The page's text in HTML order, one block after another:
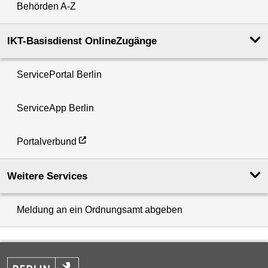
Behörden A-Z
IKT-Basisdienst OnlineZugänge
ServicePortal Berlin
ServiceApp Berlin
Portalverbund
Weitere Services
Meldung an ein Ordnungsamt abgeben